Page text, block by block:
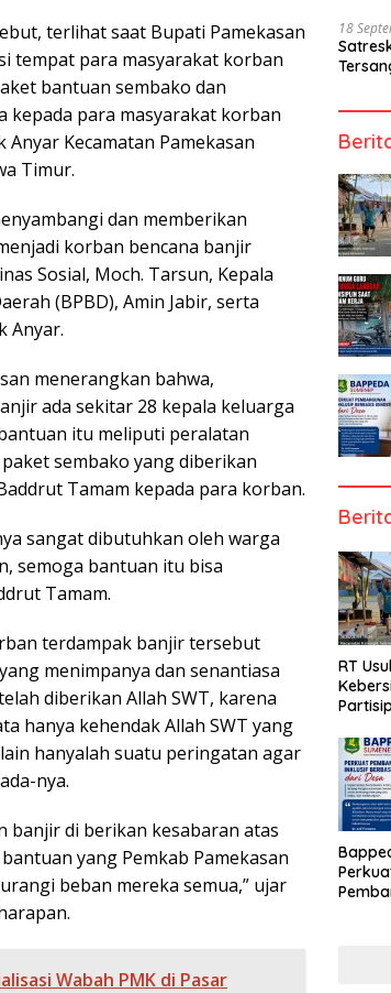
terlihat saat Bupati Pamekasan
tempat para masyarakat korban
bantuan sembako dan
para masyarakat korban
Kecamatan Pamekasan
Timur.
dan memberikan
korban bencana banjir
Sosial, Moch. Tarsun, Kepala
(BPBD), Amin Jabir, serta
Anyar.
menerangkan bahwa,
ada sekitar 28 kepala keluarga
itu meliputi peralatan
sembako yang diberikan
Tamam kepada para korban.
sangat dibutuhkan oleh warga
semoga bantuan itu bisa
Tamam.
terdampak banjir tersebut
menimpanya dan senantiasa
diberikan Allah SWT, karena
hanya kehendak Allah SWT yang
hanyalah suatu peringatan agar
nya.
banjir di berikan kesabaran atas
yang Pemkab Pamekasan
beban mereka semua,” ujar
Wabah PMK di Pasar
18
RT